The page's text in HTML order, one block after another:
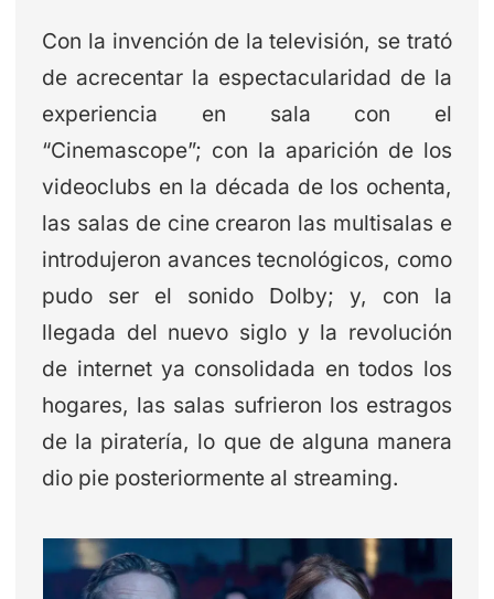
Con la invención de la televisión, se trató
de acrecentar la espectacularidad de la
experiencia en sala con el
“Cinemascope”; con la aparición de los
videoclubs en la década de los ochenta,
las salas de cine crearon las multisalas e
introdujeron avances tecnológicos, como
pudo ser el sonido Dolby; y, con la
llegada del nuevo siglo y la revolución
de internet ya consolidada en todos los
hogares, las salas sufrieron los estragos
de la piratería, lo que de alguna manera
dio pie posteriormente al streaming.